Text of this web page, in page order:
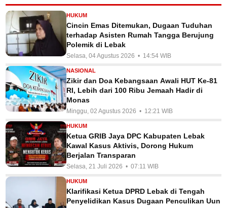
HUKUM
Cincin Emas Ditemukan, Dugaan Tuduhan
terhadap Asisten Rumah Tangga Berujung
Polemik di Lebak
Selasa, 04 Agustus 2026 • 14:54 WIB
NASIONAL
Zikir dan Doa Kebangsaan Awali HUT Ke-81
RI, Lebih dari 100 Ribu Jemaah Hadir di
Monas
Minggu, 02 Agustus 2026 • 12:21 WIB
HUKUM
Ketua GRIB Jaya DPC Kabupaten Lebak
Kawal Kasus Aktivis, Dorong Hukum
Berjalan Transparan
Selasa, 21 Juli 2026 • 07:11 WIB
HUKUM
Klarifikasi Ketua DPRD Lebak di Tengah
Penyelidikan Kasus Dugaan Penculikan Uun